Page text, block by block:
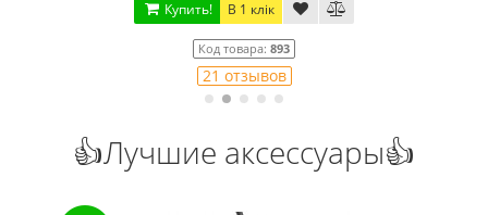
Купить! В 1 клік
Код товара:893
21 отзывов
👍Лучшие аксессуары👍